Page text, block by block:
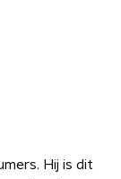
Hij is dit